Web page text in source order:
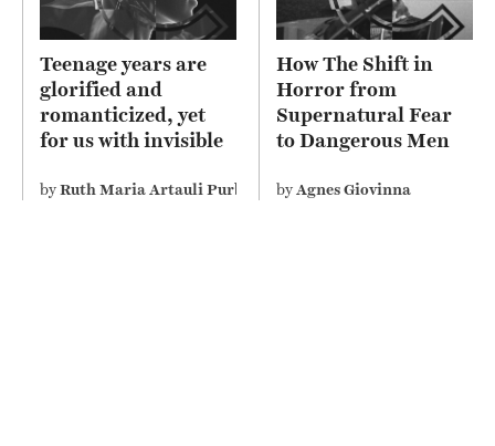
Teenage years are
glorified and
romanticized, yet
for us with invisible
differently
byRuth Maria Artauli Purba
How The Shift in
Horror from
Supernatural Fear
to Dangerous Men
Screen
byAgnes Giovinna